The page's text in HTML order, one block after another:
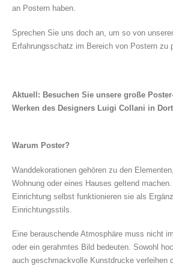
an Postern haben.
Sprechen Sie uns doch an, um so von
Erfahrungsschatz im Bereich von Postern zu
Aktuell: Besuchen Sie unsere große
Werken des Designers Luigi Collani in
Warum Poster?
Wanddekorationen gehören zu den
Wohnung oder eines Hauses geltend
Einrichtung selbst funktionieren sie als
Einrichtungsstils.
Eine berauschende Atmosphäre muss nicht
oder ein gerahmtes Bild bedeuten. Sowohl
auch geschmackvolle Kunstdrucke verleihen